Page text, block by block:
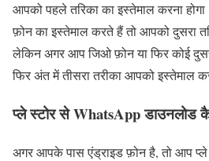
आपको पहले तरिका का इस्तेमाल करना
फ़ोन का इस्तेमाल करते हैं तो आपको दुसरा
लेकिन अगर आप जिओ फ़ोन या फिर कोई
फिर अंत में तीसरा तरीका आपको इस्तेमाल
प्ले स्टोर से WhatsApp डाउनलोड
अगर आपके पास एंड्राइड फ़ोन है, तो आप प्ले